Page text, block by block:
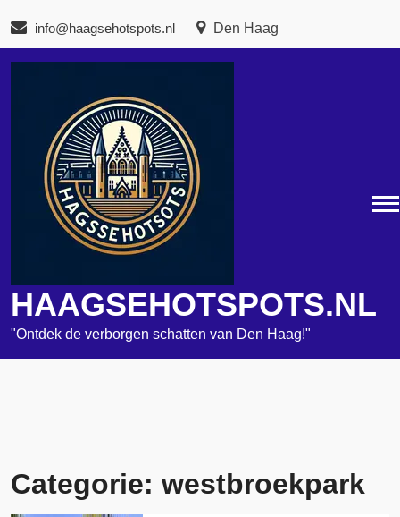
de
inhoud
info@haagsehotspots.nl Den Haag
HAAGSEHOTSPOTS.NL
"Ontdek de verborgen schatten van Den Haag!"
Categorie: westbroekpark